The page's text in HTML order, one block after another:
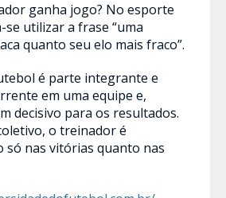
ganha jogo? No esporte
utilizar a frase “uma
quanto seu elo mais fraco”.
é parte integrante e
em uma equipe e,
decisivo para os resultados.
o treinador é
só nas vitórias quanto nas